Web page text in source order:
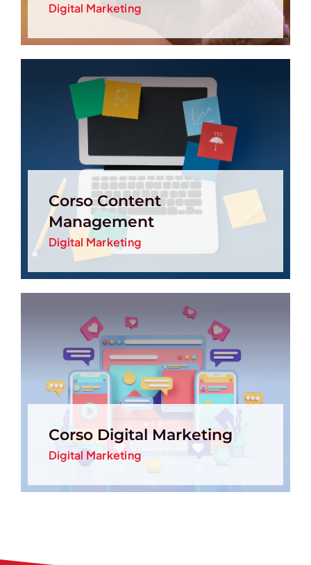
Digital Marketing
Corso Content
Management
Digital Marketing
Corso Digital Marketing
Digital Marketing